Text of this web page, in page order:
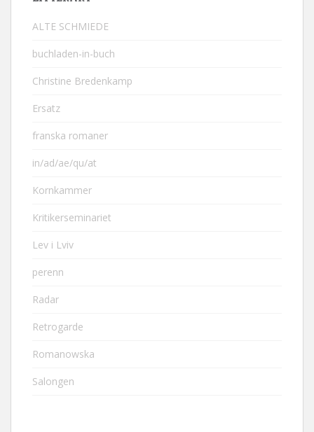
ALTE SCHMIEDE
buchladen-in-buch
Christine Bredenkamp
Ersatz
franska romaner
in/ad/ae/qu/at
Kornkammer
Kritikerseminariet
Lev i Lviv
perenn
Radar
Retrogarde
Romanowska
Salongen